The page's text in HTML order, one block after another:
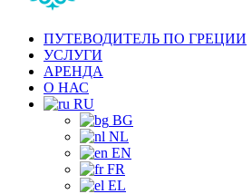
ПУТЕВОДИТЕЛЬ ПО ГРЕЦИИ
УСЛУГИ
АРЕНДА
О НАС
RU
BG
NL
EN
FR
EL